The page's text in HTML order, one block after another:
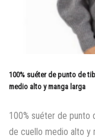
100% suéter de punto de
medio alto y manga larga
100% suéter de punto
de cuello medio alto y